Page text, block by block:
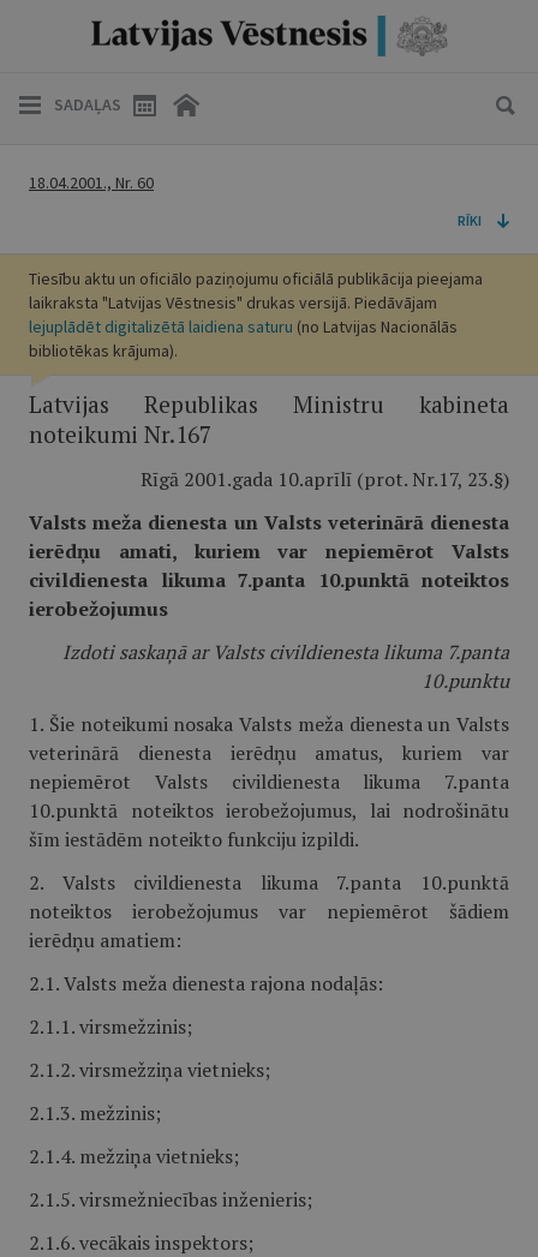
SADAĻAS
18.04.2001., Nr. 60
RĪKI
Tiesību aktu un oficiālo paziņojumu oficiālā publikācija pieejama
laikraksta "Latvijas Vēstnesis" drukas versijā. Piedāvājam
lejuplādēt digitalizētā laidiena saturu (no Latvijas Nacionālās
bibliotēkas krājuma).
Latvijas Republikas Ministru kabineta
noteikumi Nr.167
Rīgā 2001.gada 10.aprīlī (prot. Nr.17, 23.§)
Valsts meža dienesta un Valsts veterinārā dienesta
ierēdņu amati, kuriem var nepiemērot Valsts
civildienesta likuma 7.panta 10.punktā noteiktos
ierobežojumus
Izdoti saskaņā ar Valsts civildienesta likuma 7.panta
10.punktu
1. Šie noteikumi nosaka Valsts meža dienesta un Valsts
veterinārā dienesta ierēdņu amatus, kuriem var
nepiemērot Valsts civildienesta likuma 7.panta
10.punktā noteiktos ierobežojumus, lai nodrošinātu
šīm iestādēm noteikto funkciju izpildi.
2. Valsts civildienesta likuma 7.panta 10.punktā
noteiktos ierobežojumus var nepiemērot šādiem
ierēdņu amatiem:
2.1. Valsts meža dienesta rajona nodaļās:
2.1.1. virsmežzinis;
2.1.2. virsmežziņa vietnieks;
2.1.3. mežzinis;
2.1.4. mežziņa vietnieks;
2.1.5. virsmežniecības inženieris;
2.1.6. vecākais inspektors;